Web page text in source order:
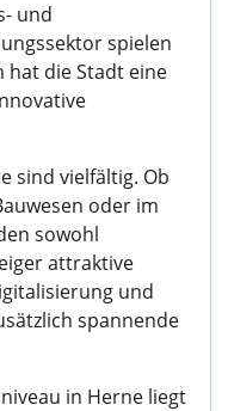
und
spielen
hat die Stadt eine
sind vielfältig. Ob
oder im
sowohl
attraktive
und
spannende
in Herne liegt